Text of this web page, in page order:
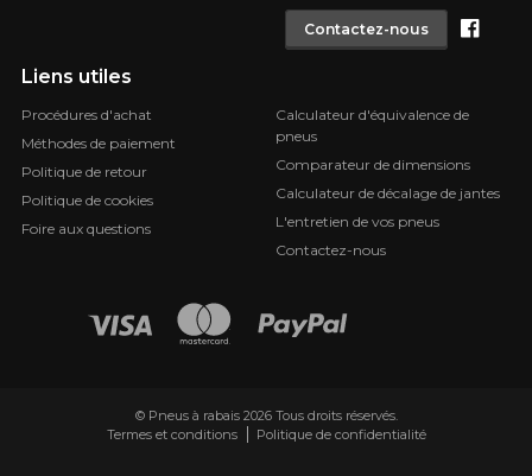
Contactez-nous
Liens utiles
Procédures d'achat
Méthodes de paiement
Politique de retour
Politique de cookies
Foire aux questions
Calculateur d'équivalence de
pneus
Comparateur de dimensions
Calculateur de décalage de jantes
L'entretien de vos pneus
Contactez-nous
© Pneus à rabais 2026 Tous droits réservés.
Termes et conditions
Politique de confidentialité